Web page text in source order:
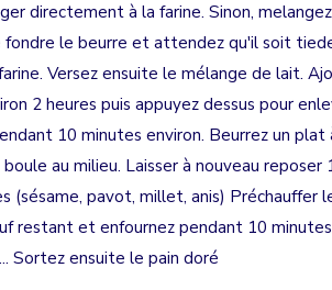
directement à la farine. Sinon,
fondre le beurre et attendez qu'il soit
Versez ensuite le mélange de lait.
2 heures puis appuyez dessus pour
10 minutes environ. Beurrez un
au milieu. Laisser à nouveau reposer
(sésame, pavot, millet, anis) Préchauffer
restant et enfournez pendant 10
Sortez ensuite le pain doré